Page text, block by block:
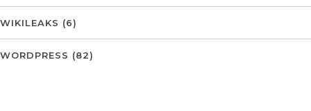
WIKILEAKS (6)
WORDPRESS (82)